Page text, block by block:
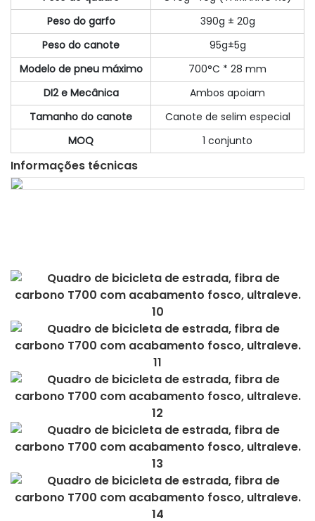
Peso do garfo
390g ± 20g
Peso do canote
95g±5g
Modelo de pneu máximo
700°C * 28 mm
DI2 e Mecânica
Ambos apoiam
Tamanho do canote
Canote de selim especial
MOQ
1 conjunto
Informações técnicas